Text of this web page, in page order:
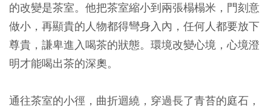
的改變是茶室。他把茶室縮小到兩張榻榻米，門刻意
做小，再顯貴的人物都得彎身入內，任何人都要放下
尊貴，謙卑進入喝茶的狀態。環境改變心境，心境澄
明才能喝出茶的深奧。
通往茶室的小徑，曲折迴繞，穿過長了青苔的庭石，